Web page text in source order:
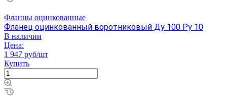
Фланцы оцинкованные
Фланец оцинкованный воротниковый Ду 100 Ру 10
В наличии
Цена:
1 947 руб/шт
Купить